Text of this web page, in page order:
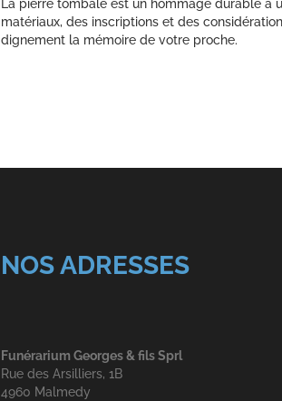
La pierre tombale est un hommage durable à
matériaux, des inscriptions et des
dignement la mémoire de votre proche.
NOS ADRESSES
Funérarium Georges & fils Sprl
Rue des Arsilliers, 1B
4960 Malmedy